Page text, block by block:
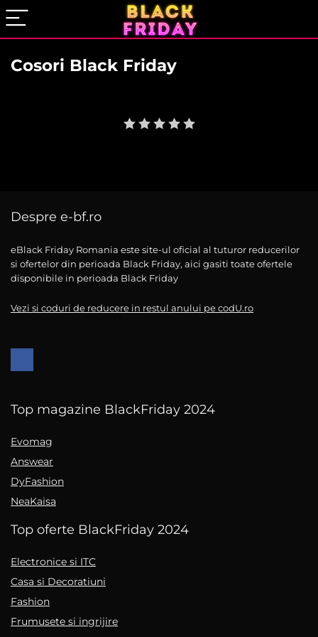
Cosori Black Friday
Despre e-bf.ro
eBlack Friday Romania este site-ul oficial al tuturor reducerilor
si ofertelor din perioada Black Friday, aici gasiti toate ofertele
disponibile in perioada Black Friday
Vezi si coduri de reducere in restul anului pe codU.ro
Top magazine BlackFriday 2024
Evomag
Answear
DyFashion
NeaKaisa
Top oferte BlackFriday 2024
Electronice si ITC
Casa si Decoratiuni
Fashion
Frumusete si ingrijire